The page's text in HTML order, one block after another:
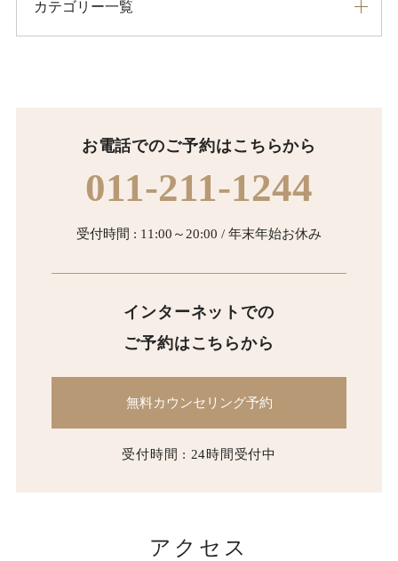
カテゴリー一覧
お電話でのご予約はこちらから
011-211-1244
受付時間 : 11:00～20:00 / 年末年始お休み
インターネットでの
ご予約はこちらから
無料カウンセリング予約
受付時間 : 24時間受付中
アクセス